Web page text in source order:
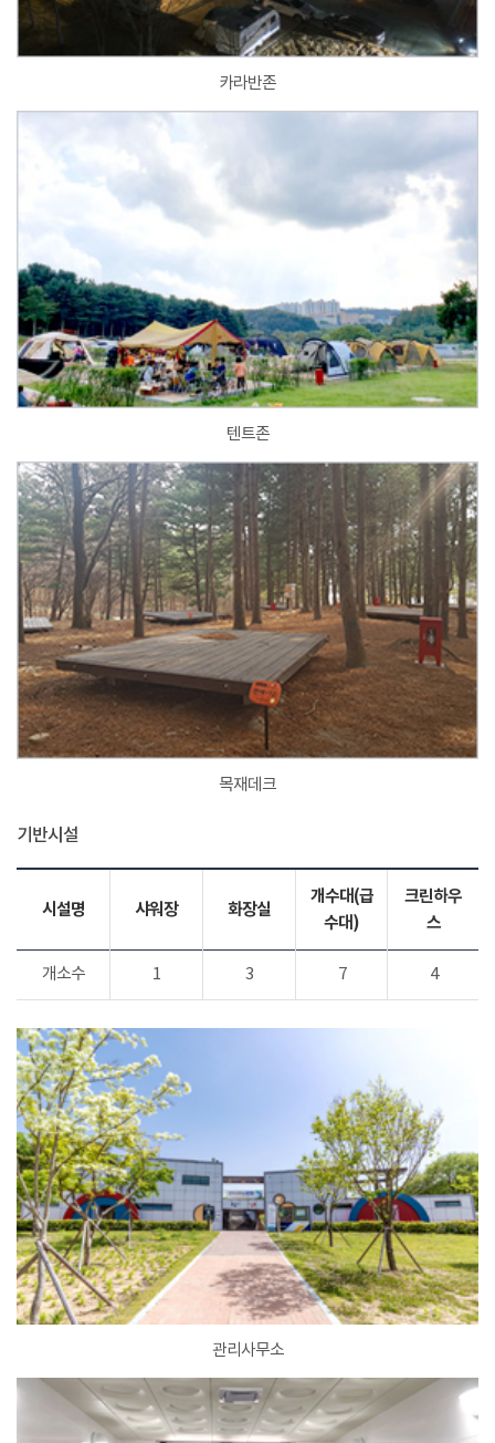
카라반존
텐트존
목재데크
기반시설
시설명 샤워장 화장실
개수대(급
수대)
크린하우
스
개소수 1 3 7 4
관리사무소